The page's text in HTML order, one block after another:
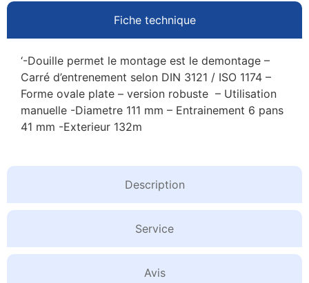
Fiche technique
Description
Service
Avis
‘-Douille permet le montage est le demontage –
Carré d’entrenement selon DIN 3121 / ISO 1174 –
Forme ovale plate – version robuste – Utilisation
manuelle -Diametre 111 mm – Entrainement 6 pans
41 mm -Exterieur 132m